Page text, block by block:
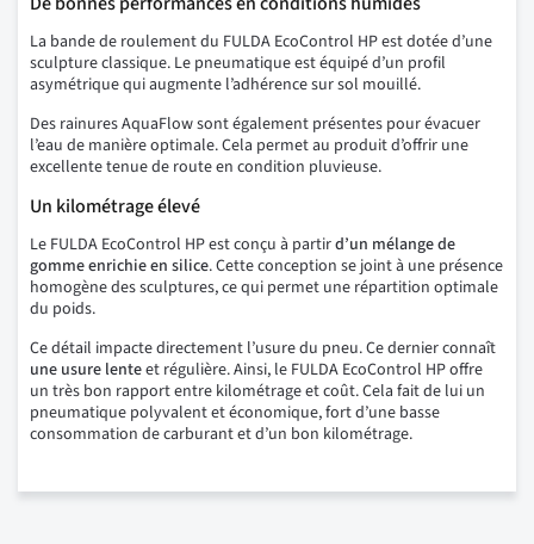
La bande de roulement du FULDA EcoControl HP est dotée d’une
sculpture classique. Le pneumatique est équipé d’un profil
asymétrique qui augmente l’adhérence sur sol mouillé.
Des rainures AquaFlow sont également présentes pour évacuer
l’eau de manière optimale. Cela permet au produit d’offrir une
excellente tenue de route en condition pluvieuse.
Un kilométrage élevé
Le FULDA EcoControl HP est conçu à partird’un mélange de
gomme enrichie en silice. Cette conception se joint à une présence
homogène des sculptures, ce qui permet une répartition optimale
du poids.
Ce détail impacte directement l’usure du pneu. Ce dernier connaît
une usure lenteet régulière. Ainsi, le FULDA EcoControl HP offre
un très bon rapport entre kilométrage et coût. Cela fait de lui un
pneumatique polyvalent et économique, fort d’une basse
consommation de carburant et d’un bon kilométrage.